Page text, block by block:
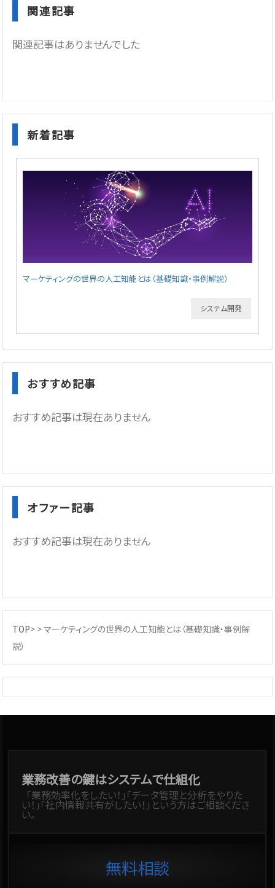
関連記事
関連記事はありませんでした
新着記事
マーケティングの世界の人工知能とは（基礎知識・事例解説）
システム開発
おすすめ記事
おすすめ記事は現在ありません
オファー記事
おすすめ記事は現在ありません
TOP> >マーケティングの世界の人工知能とは（基礎知識・事例解
説）
業務改善の鍵はシステムで仕組化
「業務効率化をしたい！」「データ管理と分析をやりた
い！」「社内情報共有がしたい！」という方はご相談くださ
い。
無料相談